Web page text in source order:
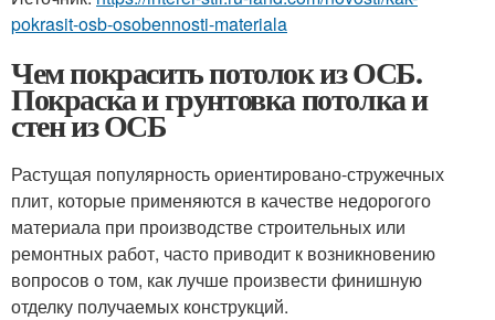
pokrasit-osb-osobennosti-materiala
Чем покрасить потолок из ОСБ.
Покраска и грунтовка потолка и
стен из ОСБ
Растущая популярность ориентировано-стружечных
плит, которые применяются в качестве недорогого
материала при производстве строительных или
ремонтных работ, часто приводит к возникновению
вопросов о том, как лучше произвести финишную
отделку получаемых конструкций.